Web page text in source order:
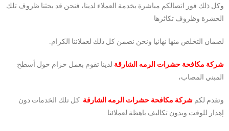
وكل ذلك فور اتصالكم مباشرة بخدمة العملاء لدينا، فنحن قد بحثنا ظروف تلك
الحشرة وظروف تكاثرها
لضمان التخلص منها نهائيا ونحن نضمن كل ذلك لعملائنا الكرام.
شركة مكافحة حشرات الرمه الشارقة لدينا تقوم بعمل حزام حول أسطح
المبني المصاب،
وتقدم لكم شركة مكافحة حشرات الرمه الشارقة كل تلك الخدمات دون
إهدار للوقت وبدون تكاليف باهظة لعملائنا